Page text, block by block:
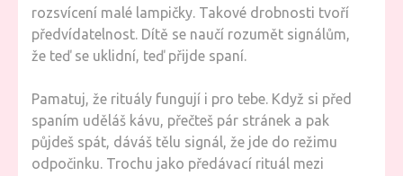
rozsvícení malé lampičky. Takové drobnosti tvoří
předvídatelnost. Dítě se naučí rozumět signálům,
že teď se uklidní, teď přijde spaní.
Pamatuj, že rituály fungují i pro tebe. Když si před
spaním uděláš kávu, přečteš pár stránek a pak
půjdeš spát, dáváš tělu signál, že jde do režimu
odpočinku. Trochu jako předávací rituál mezi